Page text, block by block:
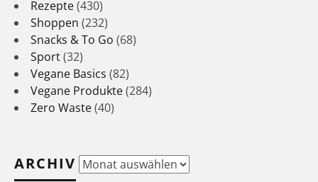
Rezepte(430)
Shoppen (232)
Snacks & To Go (68)
Sport(32)
Vegane Basics (82)
Vegane Produkte(284)
Zero Waste(40)
ARCHIV Archiv